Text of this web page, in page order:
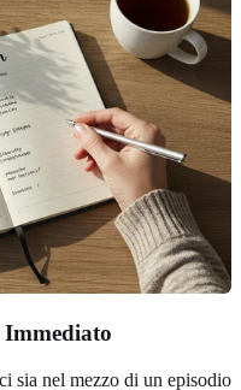
sia nel mezzo di un episodio